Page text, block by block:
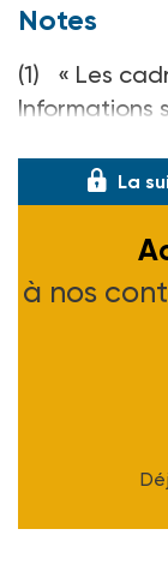
Notes
(1) « Les
Informations
La
à nos